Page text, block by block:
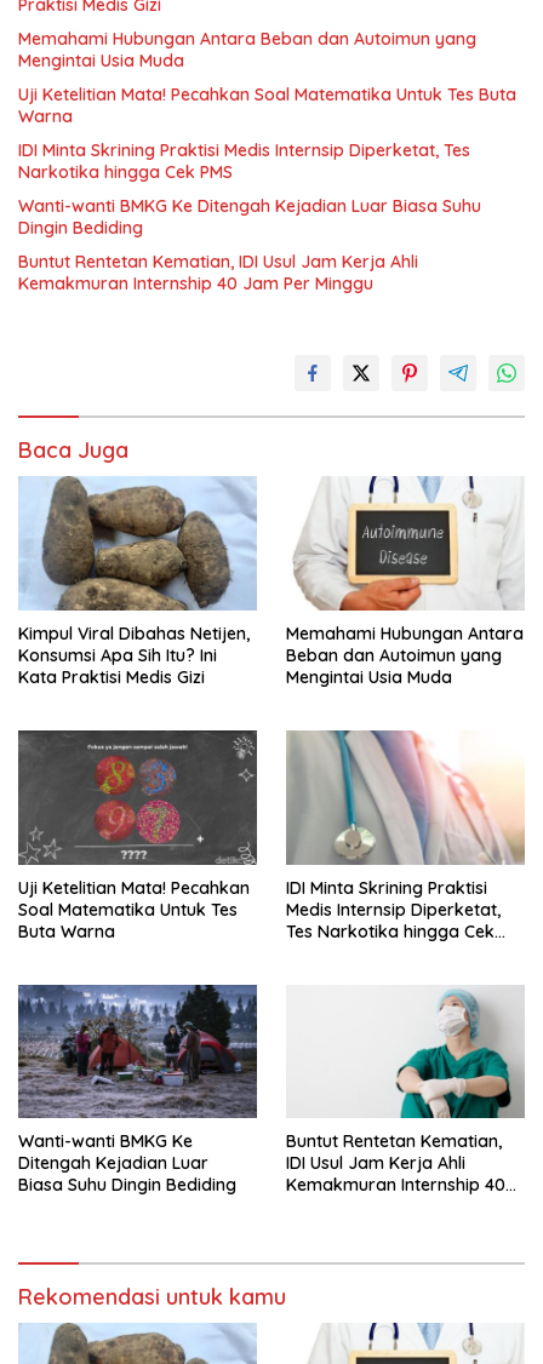
Praktisi Medis Gizi
Memahami Hubungan Antara Beban dan Autoimun yang
Mengintai Usia Muda
Uji Ketelitian Mata! Pecahkan Soal Matematika Untuk Tes Buta
Warna
IDI Minta Skrining Praktisi Medis Internsip Diperketat, Tes
Narkotika hingga Cek PMS
Wanti-wanti BMKG Ke Ditengah Kejadian Luar Biasa Suhu
Dingin Bediding
Buntut Rentetan Kematian, IDI Usul Jam Kerja Ahli
Kemakmuran Internship 40 Jam Per Minggu
Baca Juga
Kimpul Viral Dibahas Netijen,
Konsumsi Apa Sih Itu? Ini
Kata Praktisi Medis Gizi
Memahami Hubungan Antara
Beban dan Autoimun yang
Mengintai Usia Muda
Uji Ketelitian Mata! Pecahkan
Soal Matematika Untuk Tes
Buta Warna
IDI Minta Skrining Praktisi
Medis Internsip Diperketat,
Tes Narkotika hingga Cek
Wanti-wanti BMKG Ke
Ditengah Kejadian Luar
Biasa Suhu Dingin Bediding
Buntut Rentetan Kematian,
IDI Usul Jam Kerja Ahli
Kemakmuran Internship 40
Rekomendasi untuk kamu